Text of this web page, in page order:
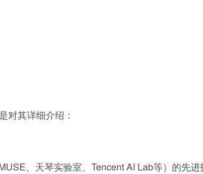
对其详细介绍：
、天琴实验室、Tencent AI Lab等）的先